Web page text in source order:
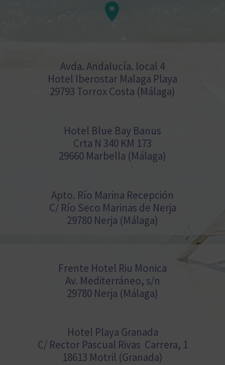


Avda. Andalucía. local 4
Hotel Iberostar Malaga Playa
29793 Torrox Costa (Málaga)
Hotel Blue Bay Banus
Crta N 340 KM 173
29660 Marbella (Málaga)
Apto. Río Marina Recepción
C/ Río Seco Marinas de Nerja
29780 Nerja (Málaga)
Frente Hotel Riu Monica
Av. Mediterráneo, s/n
29780 Nerja (Málaga)
Hotel Playa Granada
C/ Rector Pascual Rivas Carrera, 1
18613 Motril (Granada)